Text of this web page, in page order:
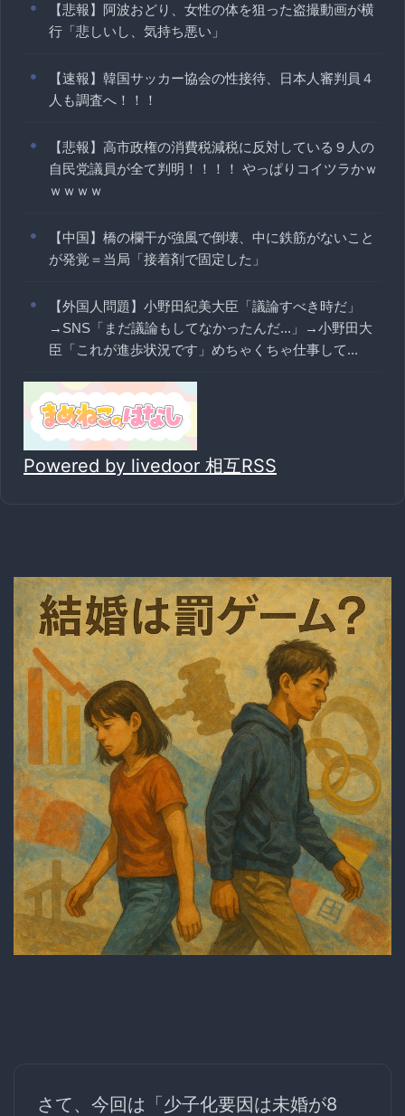
【悲報】阿波おどり、女性の体を狙った盗撮動画が横
行「悲しいし、気持ち悪い」
【速報】韓国サッカー協会の性接待、日本人審判員４
人も調査へ！！！
【悲報】高市政権の消費税減税に反対している９人の
自民党議員が全て判明！！！！ やっぱりコイツラかｗ
ｗｗｗｗ
【中国】橋の欄干が強風で倒壊、中に鉄筋がないこと
が発覚＝当局「接着剤で固定した」
【外国人問題】小野田紀美大臣「議論すべき時だ」
→SNS「まだ議論もしてなかったんだ...」→小野田大
臣「これが進歩状況です」めちゃくちゃ仕事して...
Powered by livedoor 相互RSS
さて、今回は「少子化要因は未婚が8